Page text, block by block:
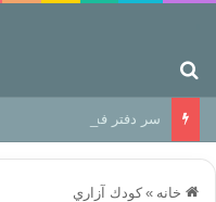
سر دفتر فساد در زمین‌،
خانه » كودك آزاري